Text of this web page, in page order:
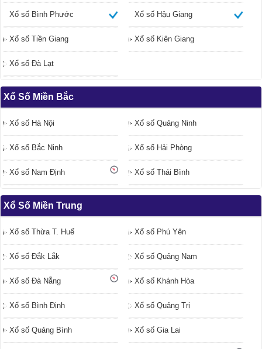
Xổ số Bình Phước Xổ số Hậu Giang
Xổ số Tiền Giang Xổ số Kiên Giang
Xổ số Đà Lạt
Xổ Số Miền Bắc
Xổ số Hà Nội Xổ số Quảng Ninh
Xổ số Bắc Ninh Xổ số Hải Phòng
Xổ số Nam Định Xổ số Thái Bình
Xổ Số Miền Trung
Xổ số Thừa T. Huế Xổ số Phú Yên
Xổ số Đắk Lắk Xổ số Quảng Nam
Xổ số Đà Nẵng Xổ số Khánh Hòa
Xổ số Bình Định Xổ số Quảng Trị
Xổ số Quảng Bình Xổ số Gia Lai